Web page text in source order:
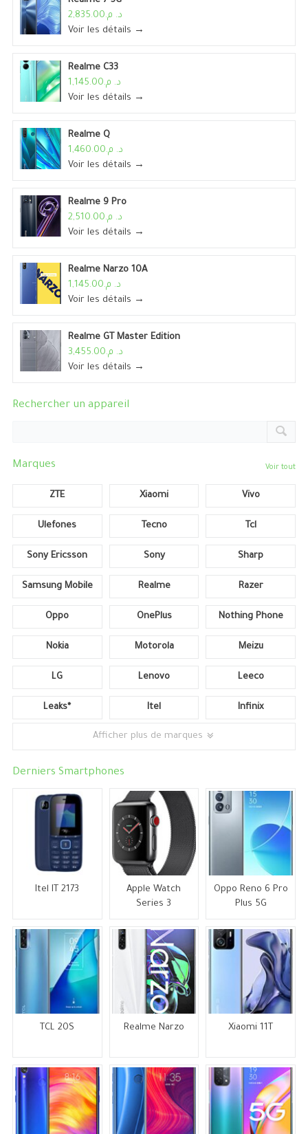
د. م.2,835.00
Voir les détails →
Realme C33
د. م.1,145.00
Voir les détails →
Realme Q
د. م.1,460.00
Voir les détails →
Realme 9 Pro
د. م.2,510.00
Voir les détails →
Realme Narzo 10A
د. م.1,145.00
Voir les détails →
Realme GT Master Edition
د. م.3,455.00
Voir les détails →
Rechercher un appareil
Marques Voir tout
ZTE Xiaomi Vivo
Ulefones Tecno Tcl
Sony Ericsson Sony Sharp
Samsung Mobile Realme Razer
Oppo OnePlus Nothing Phone
Nokia Motorola Meizu
LG Lenovo Leeco
Leaks* Itel Infinix
Afficher plus de marques
Derniers Smartphones
Itel IT 2173
Apple Watch
Series 3
Oppo Reno 6 Pro
Plus 5G
TCL 20S Realme Narzo Xiaomi 11T